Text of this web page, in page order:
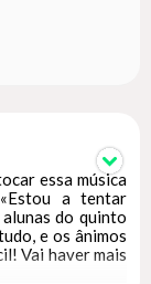
essa música
a tentar
do quinto
e os ânimos
Vai haver mais